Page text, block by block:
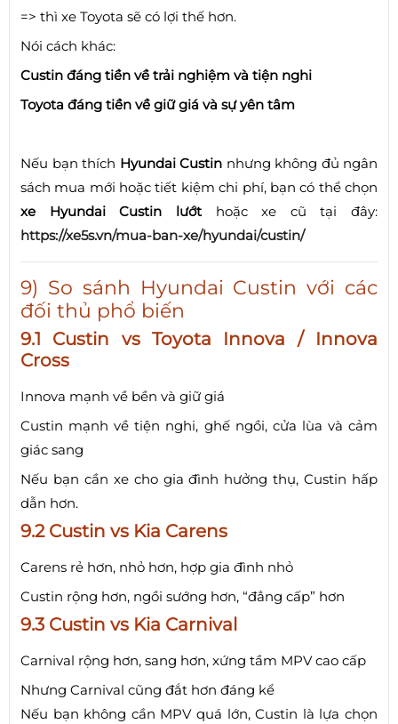
=> thì xe Toyota sẽ có lợi thế hơn.
Nói cách khác:
Custin đáng tiền về trải nghiệm và tiện nghi
Toyota đáng tiền về giữ giá và sự yên tâm
Nếu bạn thích Hyundai Custin nhưng không đủ ngân
sách mua mới hoặc tiết kiệm chi phí, bạn có thể chọn
xe Hyundai Custin lướthoặc xe cũ tại đây:
https://xe5s.vn/mua-ban-xe/hyundai/custin/
9) So sánh Hyundai Custin với các
đối thủ phổ biến
9.1 Custin vs Toyota Innova / Innova
Cross
Innova mạnh về bền và giữ giá
Custin mạnh về tiện nghi, ghế ngồi, cửa lùa và cảm
giác sang
Nếu bạn cần xe cho gia đình hưởng thụ, Custin hấp
dẫn hơn.
9.2 Custin vs Kia Carens
Carens rẻ hơn, nhỏ hơn, hợp gia đình nhỏ
Custin rộng hơn, ngồi sướng hơn, “đẳng cấp” hơn
9.3 Custin vs Kia Carnival
Carnival rộng hơn, sang hơn, xứng tầm MPV cao cấp
Nhưng Carnival cũng đắt hơn đáng kể
Nếu bạn không cần MPV quá lớn, Custin là lựa chọn